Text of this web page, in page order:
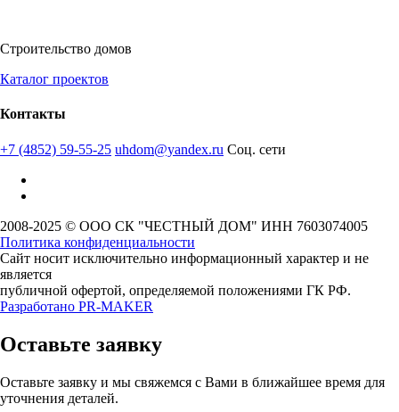
Строительство домов
Каталог проектов
Контакты
+7 (4852) 59-55-25 uhdom@yandex.ru Соц. сети
2008-2025 © ООО СК "ЧЕСТНЫЙ ДОМ" ИНН 7603074005
Политика конфиденциальности
Сайт носит исключительно информационный характер и не
является
публичной офертой, определяемой положениями ГК РФ.
Разработано PR-MAKER
Оставьте заявку
Оставьте заявку и мы свяжемся с Вами в ближайшее время для
уточнения деталей.